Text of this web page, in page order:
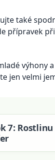
také
přípravek
výhony
jen velmi
7: